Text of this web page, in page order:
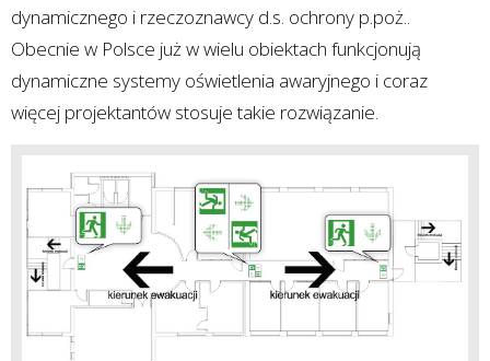
dynamicznego i rzeczoznawcy d.s. ochrony p.poż..
Obecnie w Polsce już w wielu obiektach funkcjonują
dynamiczne systemy oświetlenia awaryjnego i coraz
więcej projektantów stosuje takie rozwiązanie.